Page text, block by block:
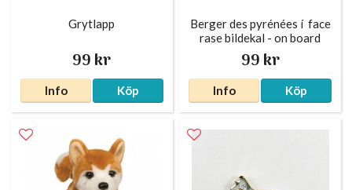
Grytlapp
99 kr
Info Köp
Berger des pyrénées í face
rase bildekal - on board
99 kr
Info Köp